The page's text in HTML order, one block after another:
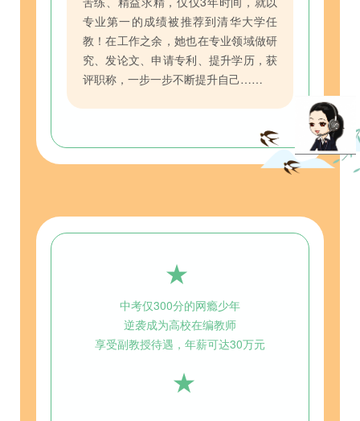
专业第一的成绩被推荐到清华大学任
教！在工作之余，她也在专业领域做研
究、发论文、申请专利、提升学历，获
评职称，一步一步不断提升自己……
★
中考仅300分的网瘾少年
逆袭成为高校在编教师
享受副教授待遇，年薪可达30万元
★